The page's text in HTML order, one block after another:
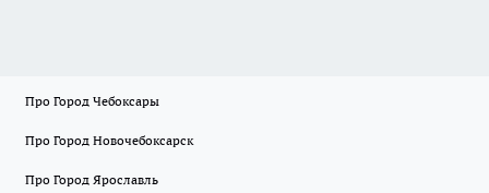
Про Город Чебоксары
Про Город Новочебоксарск
Про Город Ярославль